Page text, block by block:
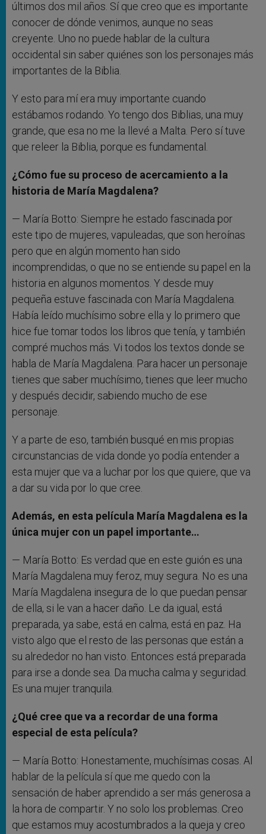
últimos dos mil años. Sí que creo que es importante
conocer de dónde venimos, aunque no seas
creyente. Uno no puede hablar de la cultura
occidental sin saber quiénes son los personajes más
importantes de la Biblia.
Y esto para mí era muy importante cuando
estábamos rodando. Yo tengo dos Biblias, una muy
grande, que esa no me la llevé a Malta. Pero sí tuve
que releer la Biblia, porque es fundamental.
¿Cómo fue su proceso de acercamiento a la
historia de María Magdalena?
— María Botto: Siempre he estado fascinada por
este tipo de mujeres, vapuleadas, que son heroínas
pero que en algún momento han sido
incomprendidas, o que no se entiende su papel en la
historia en algunos momentos. Y desde muy
pequeña estuve fascinada con María Magdalena.
Había leído muchísimo sobre ella y lo primero que
hice fue tomar todos los libros que tenía, y también
compré muchos más. Vi todos los textos donde se
habla de María Magdalena. Para hacer un personaje
tienes que saber muchísimo, tienes que leer mucho
y después decidir, sabiendo mucho de ese
personaje.
Y a parte de eso, también busqué en mis propias
circunstancias de vida donde yo podía entender a
esta mujer que va a luchar por los que quiere, que va
a dar su vida por lo que cree.
Además, en esta película María Magdalena es la
única mujer con un papel importante…
— María Botto: Es verdad que en este guión es una
María Magdalena muy feroz, muy segura. No es una
María Magdalena insegura de lo que puedan pensar
de ella, si le van a hacer daño. Le da igual, está
preparada, ya sabe, está en calma, está en paz. Ha
visto algo que el resto de las personas que están a
su alrededor no han visto. Entonces está preparada
para irse a donde sea. Da mucha calma y seguridad.
Es una mujer tranquila.
¿Qué cree que va a recordar de una forma
especial de esta película?
— María Botto: Honestamente, muchísimas cosas. Al
hablar de la película sí que me quedo con la
sensación de haber aprendido a ser más generosa a
la hora de compartir. Y no solo los problemas. Creo
que estamos muy acostumbrados a la queja y creo